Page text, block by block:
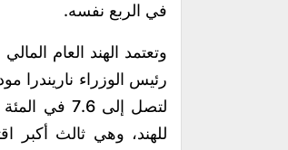
في الربع نفسه.
وتعتمد الهند العام
لتصل إلى
للهند، وهي ثالث أكبر